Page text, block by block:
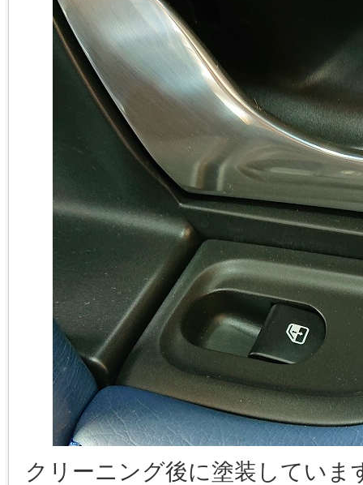
クリーニング後に塗装していま